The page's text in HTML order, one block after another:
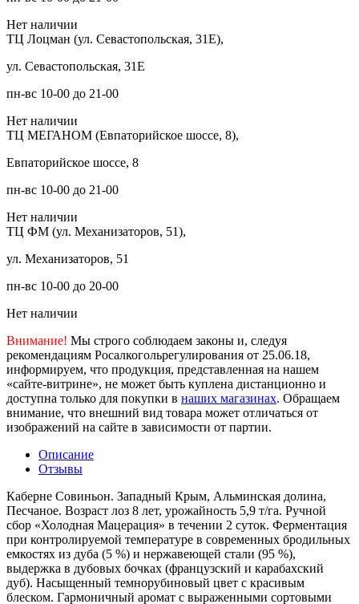
Нет наличии
ТЦ Лоцман (ул. Севастопольская, 31Е),
ул. Севастопольская, 31Е
пн-вс 10-00 до 21-00
Нет наличии
ТЦ МЕГАНОМ (Евпаторийское шоссе, 8),
Евпаторийское шоссе, 8
пн-вс 10-00 до 21-00
Нет наличии
ТЦ ФМ (ул. Механизаторов, 51),
ул. Механизаторов, 51
пн-вс 10-00 до 20-00
Нет наличии
Внимание! Мы строго соблюдаем законы и, следуя
рекомендациям Росалкогольрегулирования от 25.06.18,
информируем, что продукция, представленная на нашем
«сайте-витрине», не может быть куплена дистанционно и
доступна только для покупки в наших магазинах. Обращаем
внимание, что внешний вид товара может отличаться от
изображений на сайте в зависимости от партии.
Описание
Отзывы
Каберне Совиньон. Западный Крым, Альминская долина,
Песчаное. Возраст лоз 8 лет, урожайность 5,9 т/га. Ручной
сбор «Холодная Мацерация» в течении 2 суток. Ферментация
при контролируемой температуре в современных бродильных
емкостях из дуба (5 %) и нержавеющей стали (95 %),
выдержка в дубовых бочках (французский и карабахский
дуб). Насыщенный темно­рубиновый цвет с красивым
блеском. Гармоничный аромат с выраженными сортовыми